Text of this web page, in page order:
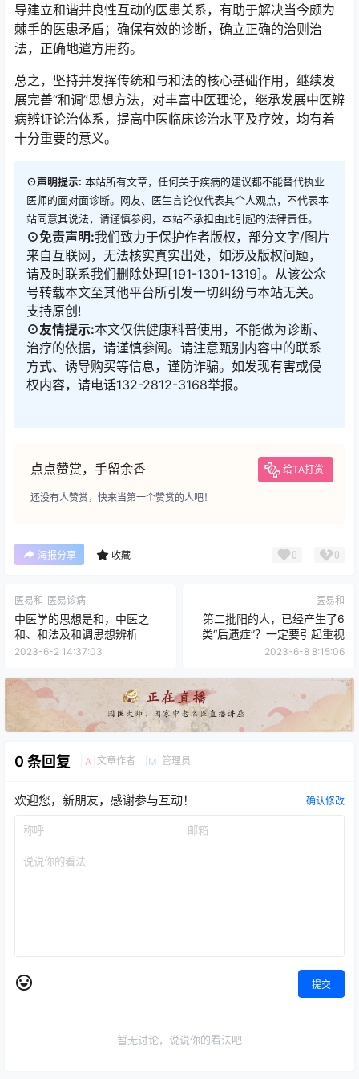
导建立和谐并良性互动的医患关系，有助于解决当今颇为
棘手的医患矛盾；确保有效的诊断，确立正确的治则治
法，正确地遣方用药。
总之，坚持并发挥传统和与和法的核心基础作用，继续发
展完善“和调”思想方法，对丰富中医理论，继承发展中医辨
病辨证论治体系，提高中医临床诊治水平及疗效，均有着
十分重要的意义。
⊙声明提示: 本站所有文章，任何关于疾病的建议都不能替代执业
医师的面对面诊断。网友、医生言论仅代表其个人观点，不代表本
站同意其说法，请谨慎参阅，本站不承担由此引起的法律责任。
⊙免责声明:我们致力于保护作者版权，部分文字/图片
来自互联网，无法核实真实出处，如涉及版权问题，
请及时联系我们删除处理[191-1301-1319]。从该公众
号转载本文至其他平台所引发一切纠纷与本站无关。
支持原创!
⊙友情提示:本文仅供健康科普使用，不能做为诊断、
治疗的依据，请谨慎参阅。请注意甄别内容中的联系
方式、诱导购买等信息，谨防诈骗。如发现有害或侵
权内容，请电话132-2812-3168举报。
点点赞赏，手留余香 给TA打赏
还没有人赞赏，快来当第一个赞赏的人吧！
海报分享 收藏 0 0
医易和 医易诊病
中医学的思想是和，中医之
和、和法及和调思想辨析
2023-6-2 14:37:03
医易和
第二批阳的人，已经产生了6
类“后遗症”？一定要引起重视
2023-6-8 8:15:06
0 条回复 A 文章作者 M 管理员
欢迎您，新朋友，感谢参与互动！ 确认修改
提交
暂无讨论，说说你的看法吧